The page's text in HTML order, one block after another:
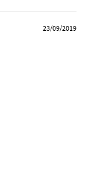
23/09/2019